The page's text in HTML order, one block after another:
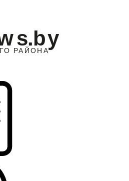
ГО РАЙОНА
s.by